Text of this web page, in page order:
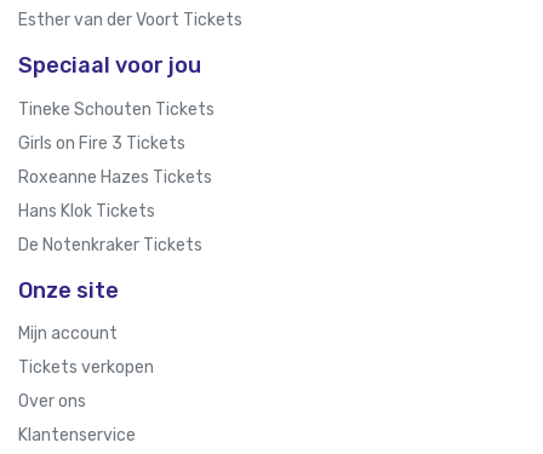
Esther van der Voort Tickets
Speciaal voor jou
Tineke Schouten Tickets
Girls on Fire 3 Tickets
Roxeanne Hazes Tickets
Hans Klok Tickets
De Notenkraker Tickets
Onze site
Mijn account
Tickets verkopen
Over ons
Klantenservice